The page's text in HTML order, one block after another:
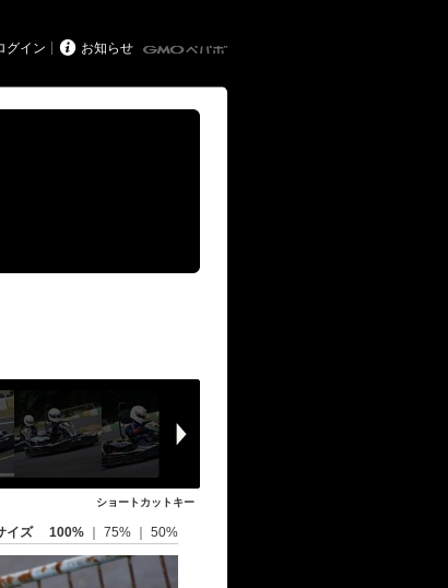
グイン  お知らせ
ショートカットキー
イズ 100% 75% 50%